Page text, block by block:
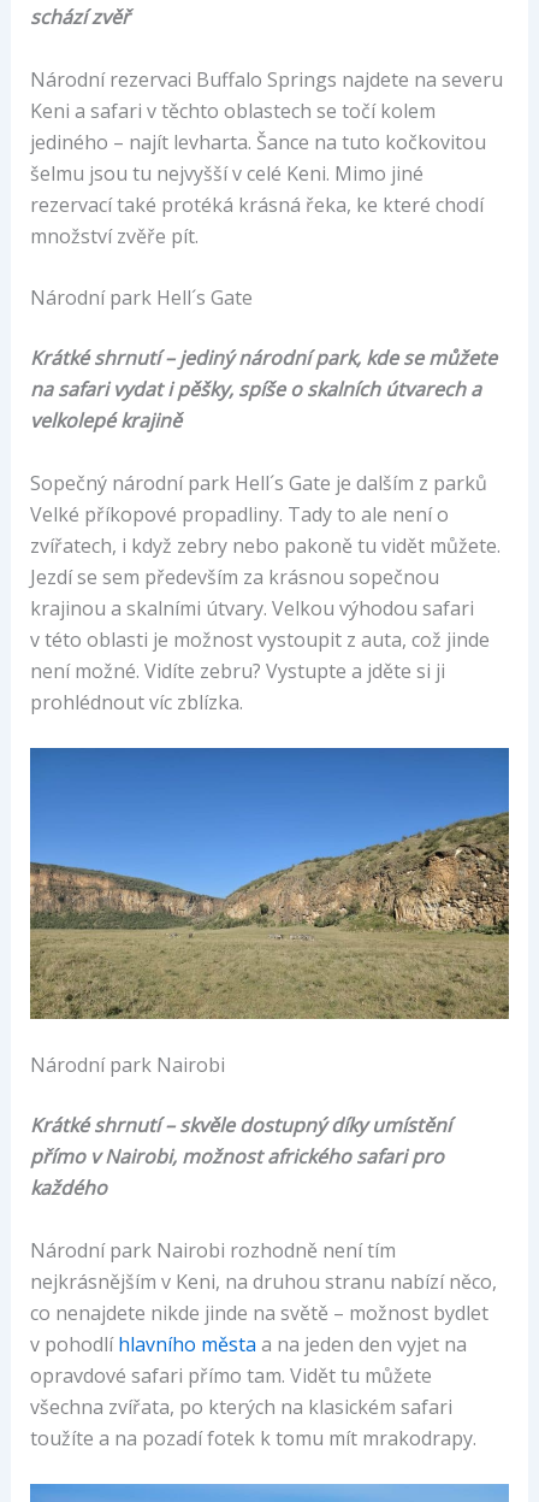
schází zvěř
Národní rezervaci Buffalo Springs najdete na severu
Keni a safari v těchto oblastech se točí kolem
jediného – najít levharta. Šance na tuto kočkovitou
šelmu jsou tu nejvyšší v celé Keni. Mimo jiné
rezervací také protéká krásná řeka, ke které chodí
množství zvěře pít.
Národní park Hell´s Gate
Krátké shrnutí – jediný národní park, kde se můžete
na safari vydat i pěšky, spíše o skalních útvarech a
velkolepé krajině
Sopečný národní park Hell´s Gate je dalším z parků
Velké příkopové propadliny. Tady to ale není o
zvířatech, i když zebry nebo pakoně tu vidět můžete.
Jezdí se sem především za krásnou sopečnou
krajinou a skalními útvary. Velkou výhodou safari
v této oblasti je možnost vystoupit z auta, což jinde
není možné. Vidíte zebru? Vystupte a jděte si ji
prohlédnout víc zblízka.
Národní park Nairobi
Krátké shrnutí – skvěle dostupný díky umístění
přímo v Nairobi, možnost afrického safari pro
každého
Národní park Nairobi rozhodně není tím
nejkrásnějším v Keni, na druhou stranu nabízí něco,
co nenajdete nikde jinde na světě – možnost bydlet
v pohodlíhlavního města a na jeden den vyjet na
opravdové safari přímo tam. Vidět tu můžete
všechna zvířata, po kterých na klasickém safari
toužíte a na pozadí fotek k tomu mít mrakodrapy.